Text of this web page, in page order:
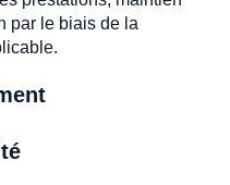
par le biais de la